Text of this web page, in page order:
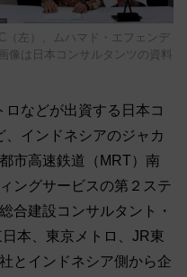
左）、ムハマド・エフェンデ
は日本コンサルタンツの資料
などが出資する日本コ
インドネシアのジャカ
市高速鉄道（MRT）南
ングサービスの第２ステ
合建設コンサルタント・
本、東京メトロ、JR東
とインドネシア側から企